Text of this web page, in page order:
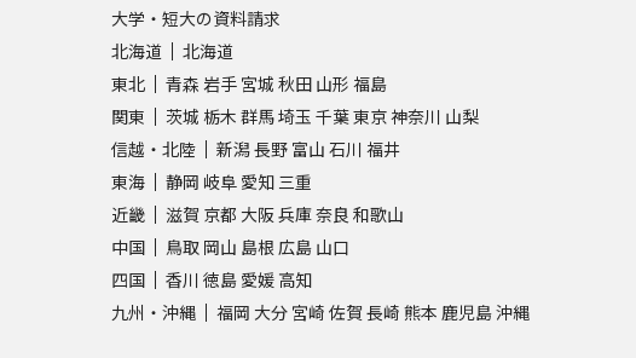
大学・短大の資料請求
北海道
北海道
東北
青森 岩手 宮城 秋田 山形 福島
関東
茨城 栃木 群馬埼玉 千葉東京神奈川 山梨
信越・北陸
新潟長野 富山 石川 福井
東海
静岡 岐阜 愛知 三重
近畿
滋賀 京都 大阪兵庫奈良 和歌山
中国
鳥取 岡山 島根 広島 山口
四国
香川 徳島 愛媛 高知
九州・沖縄
福岡 大分 宮崎 佐賀 長崎 熊本 鹿児島沖縄